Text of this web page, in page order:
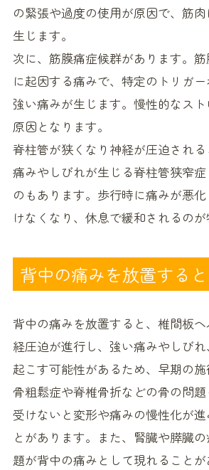
の緊張や過度の使用が原因で、筋
生じます。
次に、筋膜痛症候群があります。
に起因する痛みで、特定のトリガ
強い痛みが生じます。慢性的なス
原因となります。
脊柱管が狭くなり神経が圧迫され
痛みやしびれが生じる脊柱管狭窄
のもあります。歩行時に痛みが悪
けなくなり、休息で緩和されるのが
背中の痛みを放置する
背中の痛みを放置すると、椎間板
経圧迫が進行し、強い痛みやしび
起こす可能性があるため、早期の施
骨粗鬆症や脊椎骨折などの骨の問
受けないと変形や痛みの慢性化が
とがあります。また、腎臓や膵臓
題が背中の痛みとして現れること